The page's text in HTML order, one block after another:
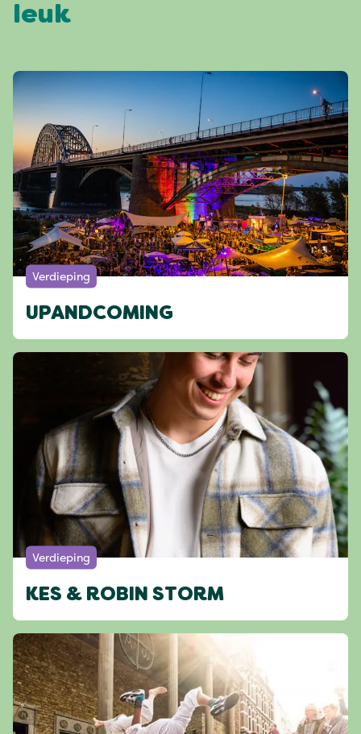
leuk
Verdieping
UPANDCOMING
Verdieping
KES & ROBIN STORM